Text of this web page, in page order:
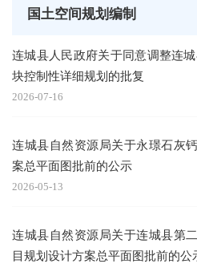
国土空间规划编制
连城县人民政府关于同意调整连
块控制性详细规划的批复
2026-07-16
连城县自然资源局关于永璟石灰
案总平面图批前的公示
2026-05-13
连城县自然资源局关于连城县第
目规划设计方案总平面图批前的公